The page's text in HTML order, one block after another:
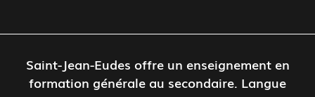
Saint-Jean-Eudes offre un enseignement en
formation générale au secondaire. Langue